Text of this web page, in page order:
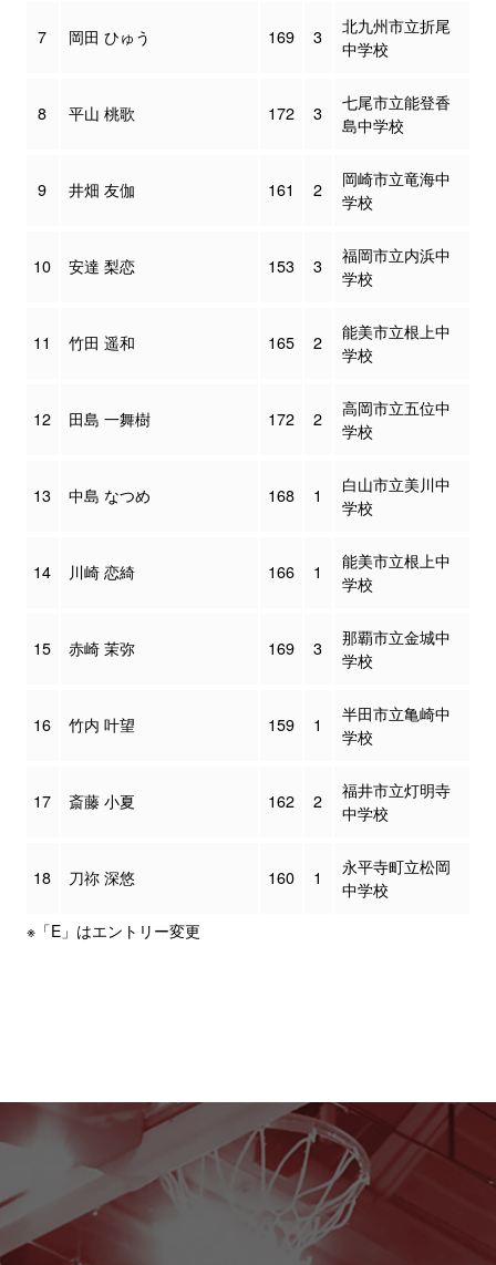
7 岡田 ひゅう 169 3
北九州市立折尾
中学校
8 平山 桃歌 172 3
七尾市立能登香
島中学校
9 井畑 友伽 161 2
岡崎市立竜海中
学校
10 安達 梨恋 153 3
福岡市立内浜中
学校
11 竹田 遥和 165 2
能美市立根上中
学校
12 田島 一舞樹 172 2
高岡市立五位中
学校
13 中島 なつめ 168 1
白山市立美川中
学校
14 川崎 恋綺 166 1
能美市立根上中
学校
15 赤崎 茉弥 169 3
那覇市立金城中
学校
16 竹内 叶望 159 1
半田市立亀崎中
学校
17 斎藤 小夏 162 2
福井市立灯明寺
中学校
18 刀祢 深悠 160 1
永平寺町立松岡
中学校
※「E」はエントリー変更